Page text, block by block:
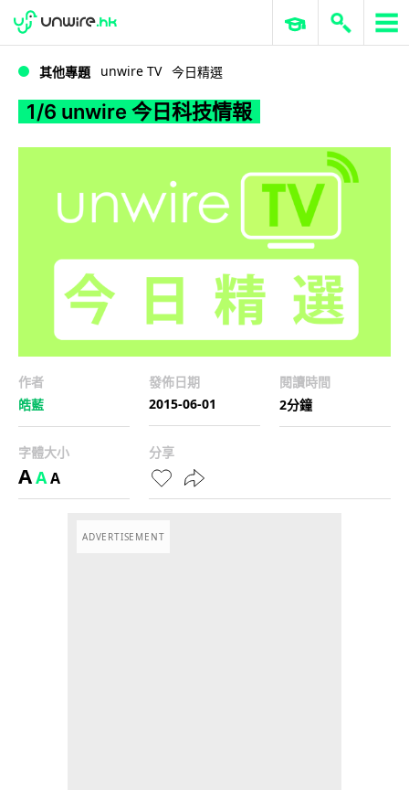
1/6 unwire 今日科技情報
WWDC 2026 ERP 與商業 AI
其他專題 unwire TV 今日精選
1/6 unwire 今日科技情報
作者
皓藍
發佈日期
2015-06-01
閱讀時間
2分鐘
字體大小
AAA
分享
ADVERTISEMENT